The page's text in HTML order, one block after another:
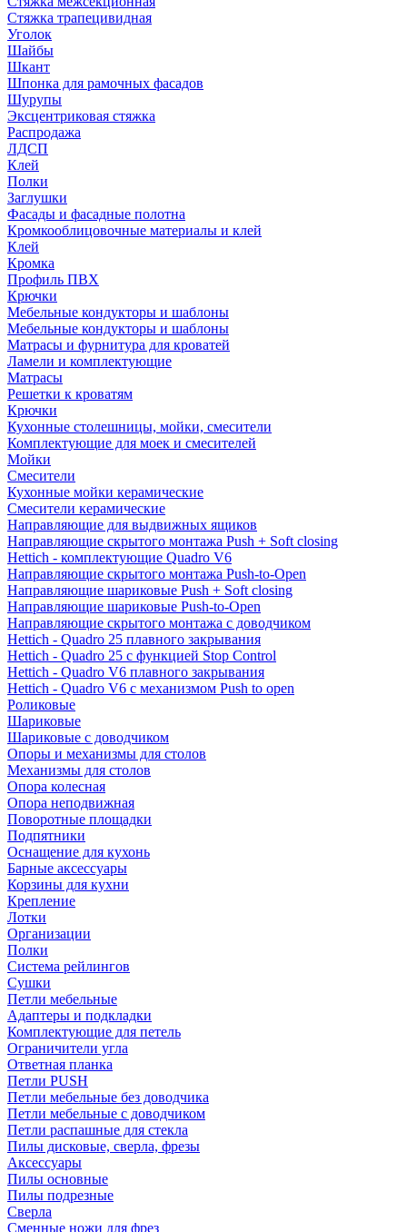
Стяжка трапецивидная
Уголок
Шайбы
Шкант
Шпонка для рамочных фасадов
Шурупы
Эксцентриковая стяжка
Распродажа
ЛДСП
Клей
Полки
Заглушки
Фасады и фасадные полотна
Кромкооблицовочные материалы и клей
Клей
Кромка
Профиль ПВХ
Крючки
Мебельные кондукторы и шаблоны
Мебельные кондукторы и шаблоны
Матрасы и фурнитура для кроватей
Ламели и комплектующие
Матрасы
Решетки к кроватям
Крючки
Кухонные столешницы, мойки, смесители
Комплектующие для моек и смесителей
Мойки
Смесители
Кухонные мойки керамические
Смесители керамические
Направляющие для выдвижных ящиков
Направляющие скрытого монтажа Push + Soft closing
Hettich - комплектующие Quadro V6
Направляющие скрытого монтажа Push-to-Open
Направляющие шариковые Push + Soft closing
Направляющие шариковые Push-to-Open
Направляющие скрытого монтажа с доводчиком
Hettich - Quadro 25 плавного закрывания
Hettich - Quadro 25 с функцией Stop Control
Hettich - Quadro V6 плавного закрывания
Hettich - Quadro V6 с механизмом Push to open
Роликовые
Шариковые
Шариковые с доводчиком
Опоры и механизмы для столов
Механизмы для столов
Опора колесная
Опора неподвижная
Поворотные площадки
Подпятники
Оснащение для кухонь
Барные аксессуары
Корзины для кухни
Крепление
Лотки
Организации
Полки
Система рейлингов
Сушки
Петли мебельные
Адаптеры и подкладки
Комплектующие для петель
Ограничители угла
Ответная планка
Петли PUSH
Петли мебельные без доводчика
Петли мебельные с доводчиком
Петли распашные для стекла
Пилы дисковые, сверла, фрезы
Аксессуары
Пилы основные
Пилы подрезные
Сверла
Сменные ножи для фрез